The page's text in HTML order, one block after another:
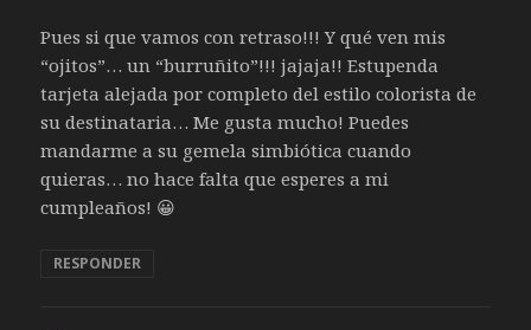
Pues si que vamos con retraso!!! Y qué ven mis
“ojitos”… un “burruñito”!!! jajaja!! Estupenda
tarjeta alejada por completo del estilo colorista de
su destinataria… Me gusta mucho! Puedes
mandarme a su gemela simbiótica cuando
quieras… no hace falta que esperes a mi
cumpleaños! 😀
RESPONDER